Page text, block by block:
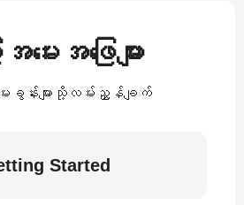
အမေးအဖြေများ
ောမေးခွန်းများသို့လမ်းညွှန်ချက်
Started